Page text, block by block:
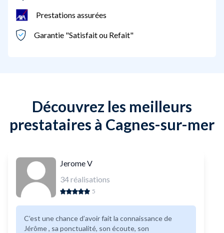
Prestations assurées
Garantie "Satisfait ou Refait"
Découvrez les meilleurs
prestataires à Cagnes-sur-mer
Jerome V
34réalisations
5
C’est une chance d’avoir fait la connaissance de
Jérôme , sa ponctualité, son écoute, son